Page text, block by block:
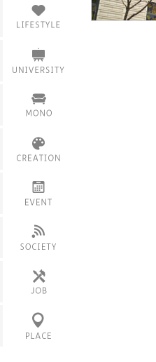
インタビュー
衣
住
課題
仲間・友達
家具
サービス
その他のモノ
スキル・技術
展覧会・展示
ニュース
会社